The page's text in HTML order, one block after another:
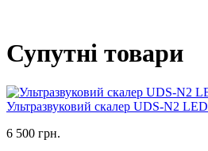
Супутні товари
Ультразвуковий скалер UDS-N2 LED
6 500 грн.